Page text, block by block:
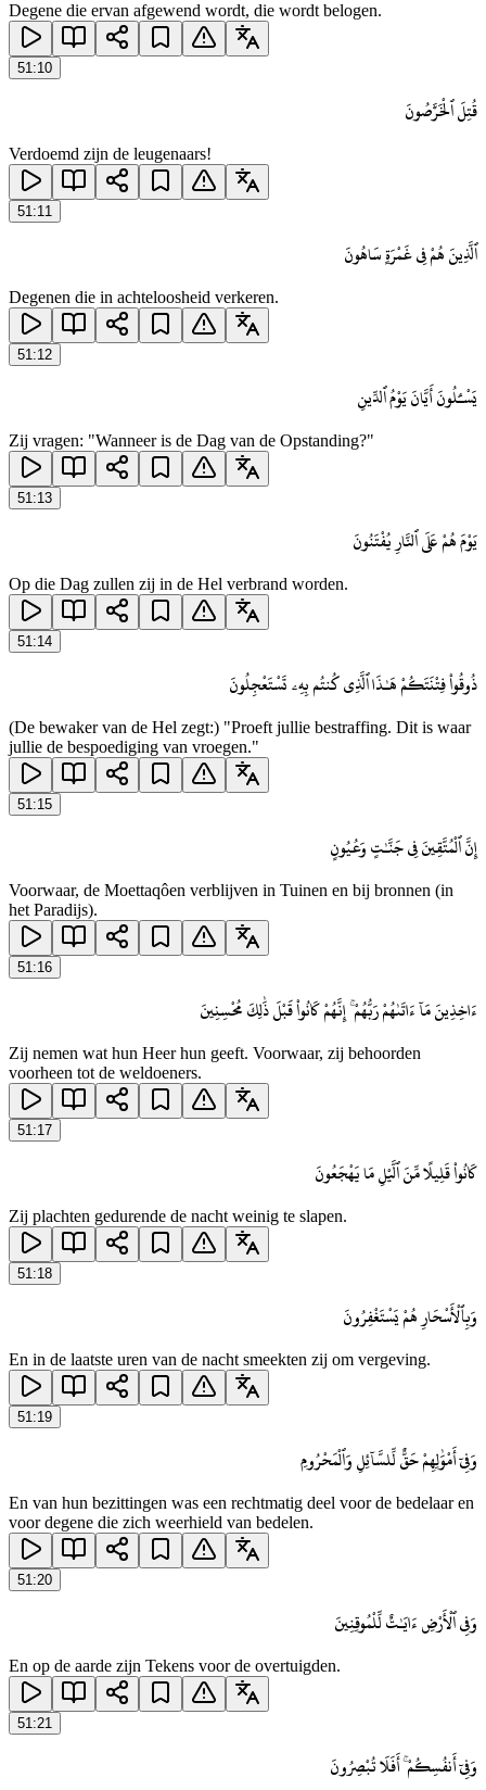
Degene die ervan afgewend wordt, die wordt belogen.
51:10
قُتِلَ ٱلْخَرَّٰصُونَ
Verdoemd zijn de leugenaars!
51:11
ٱلَّذِينَ هُمْ فِى غَمْرَةٍ سَاهُونَ
Degenen die in achteloosheid verkeren.
51:12
يَسْـَٔلُونَ أَيَّانَ يَوْمُ ٱلدِّينِ
Zij vragen: "Wanneer is de Dag van de Opstanding?"
51:13
يَوْمَ هُمْ عَلَى ٱلنَّارِ يُفْتَنُونَ
Op die Dag zullen zij in de Hel verbrand worden.
51:14
ذُوقُوا۟ فِتْنَتَكُمْ هَـٰذَا ٱلَّذِى كُنتُم بِهِۦ تَسْتَعْجِلُونَ
(De bewaker van de Hel zegt:) "Proeft jullie bestraffing. Dit is waar
jullie de bespoediging van vroegen."
51:15
إِنَّ ٱلْمُتَّقِينَ فِى جَنَّـٰتٍ وَعُيُونٍ
Voorwaar, de Moettaqôen verblijven in Tuinen en bij bronnen (in
het Paradijs).
51:16
ءَاخِذِينَ مَآ ءَاتَىٰهُمْ رَبُّهُمْ ۚ إِنَّهُمْ كَانُوا۟ قَبْلَ ذَٰلِكَ مُحْسِنِينَ
Zij nemen wat hun Heer hun geeft. Voorwaar, zij behoorden
voorheen tot de weldoeners.
51:17
كَانُوا۟ قَلِيلًا مِّنَ ٱلَّيْلِ مَا يَهْجَعُونَ
Zij plachten gedurende de nacht weinig te slapen.
51:18
وَبِٱلْأَسْحَارِ هُمْ يَسْتَغْفِرُونَ
En in de laatste uren van de nacht smeekten zij om vergeving.
51:19
وَفِىٓ أَمْوَٰلِهِمْ حَقٌّ لِّلسَّآئِلِ وَٱلْمَحْرُومِ
En van hun bezittingen was een rechtmatig deel voor de bedelaar en
voor degene die zich weerhield van bedelen.
51:20
وَفِى ٱلْأَرْضِ ءَايَـٰتٌ لِّلْمُوقِنِينَ
En op de aarde zijn Tekens voor de overtuigden.
51:21
وَفِىٓ أَنفُسِكُمْ ۚ أَفَلَا تُبْصِرُونَ